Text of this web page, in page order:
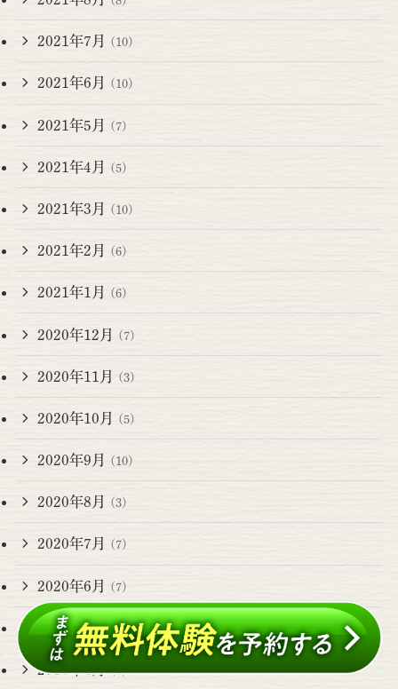
2021年7月 (10)
2021年6月 (10)
2021年5月 (7)
2021年4月 (5)
2021年3月 (10)
2021年2月 (6)
2021年1月 (6)
2020年12月 (7)
2020年11月 (3)
2020年10月 (5)
2020年9月 (10)
2020年8月 (3)
2020年7月 (7)
2020年6月 (7)
2020年5月(8)
2020年4月(5)